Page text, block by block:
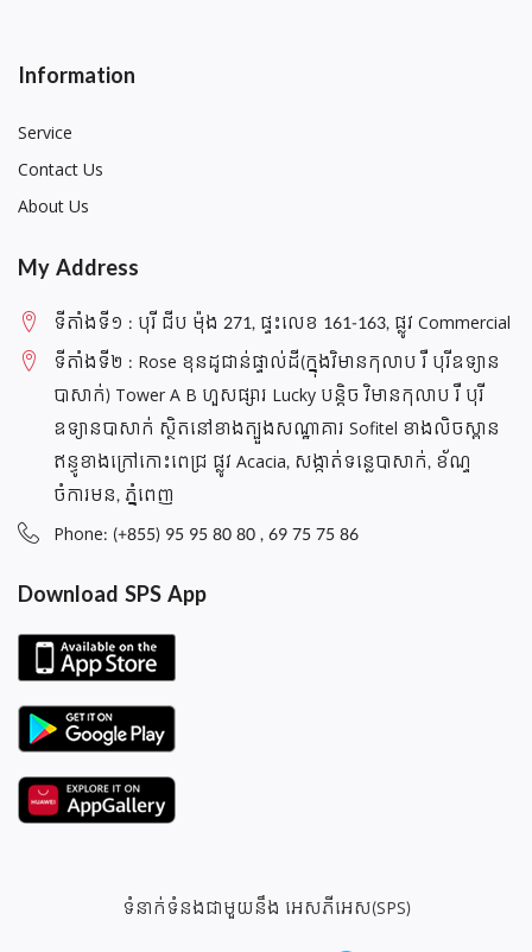
Information
Service
Contact Us
About Us
My Address
ទីតាំងទី១ : បុរី ជីប ម៉ុង 271, ផ្ទះលេខ 161-163, ផ្លូវ Commercial
ទីតាំងទី២ : Rose ខុនដូជាន់ផ្ទាល់ដី(ក្នុងវិមានកុលាប រឺ បុរីឧទ្យាន
បាសាក់) Tower A B ហួសផ្សារ Lucky បន្តិច វិមានកុលាប រឺ បុរី
ឧទ្យានបាសាក់ ស្ថិតនៅខាងត្បួងសណ្ឋាគារ Sofitel ខាងលិចស្ពាន
ឥន្ធូខាងក្រៅកោះពេជ្រ ផ្លូវ Acacia, សង្កាត់ទន្លេបាសាក់, ខ័ណ្ទ
ចំការមន, ភ្នំពេញ
Phone: (+855) 95 95 80 80 , 69 75 75 86
Download SPS App
ទំនាក់ទំនងជាមួយនឹង អេសភីអេស(SPS)